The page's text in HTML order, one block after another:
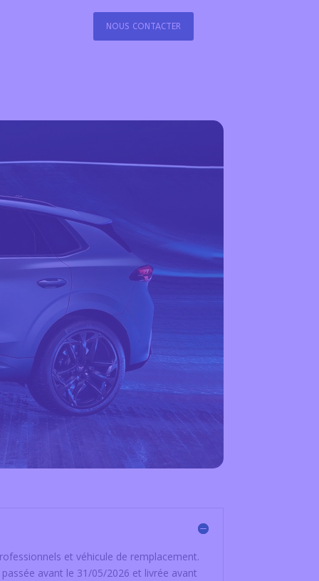
NOUS CONTACTER
et véhicule de remplacement.
avant le 31/05/2026 et livrée avant